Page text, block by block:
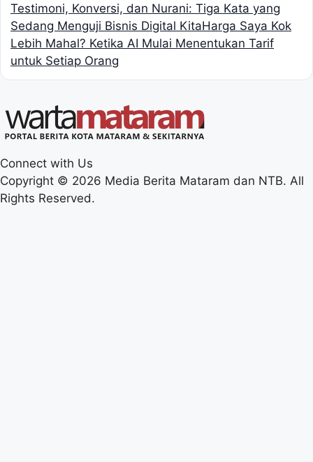
Testimoni, Konversi, dan Nurani: Tiga Kata yang
Sedang Menguji Bisnis Digital KitaHarga Saya Kok
Lebih Mahal? Ketika AI Mulai Menentukan Tarif
untuk Setiap Orang
Connect with Us
Copyright © 2026 Media Berita Mataram dan NTB. All
Rights Reserved.